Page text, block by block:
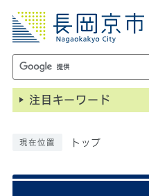
注目キーワード
現在位置 トップ